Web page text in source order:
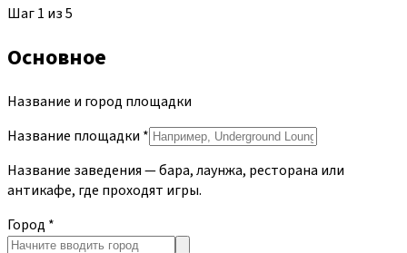
Шаг1 из5
Основное
Название и город площадки
Название площадки *
Название заведения — бара, лаунжа, ресторана или
антикафе, где проходят игры.
Город *